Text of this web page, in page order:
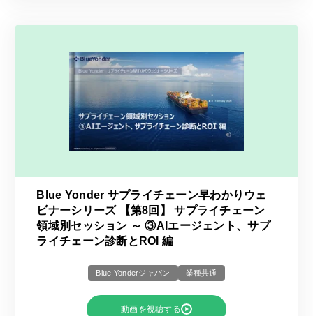
Blue Yonder サプライチェーン早わかりウェ
ビナーシリーズ 【第8回】 サプライチェーン
領域別セッション ～ ③AIエージェント、サプ
ライチェーン診断とROI 編
Blue Yonderジャパン 業種共通
動画を視聴する